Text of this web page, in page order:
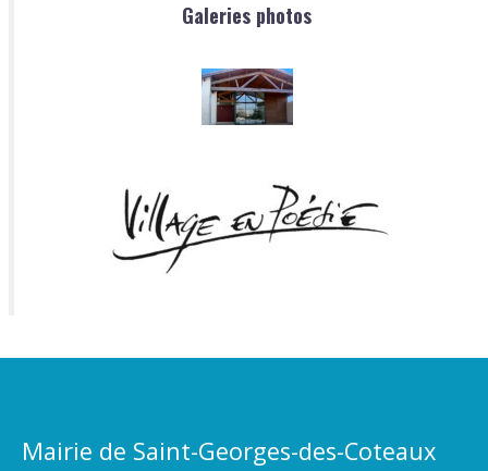
Galeries photos
Mairie de Saint-Georges-des-Coteaux